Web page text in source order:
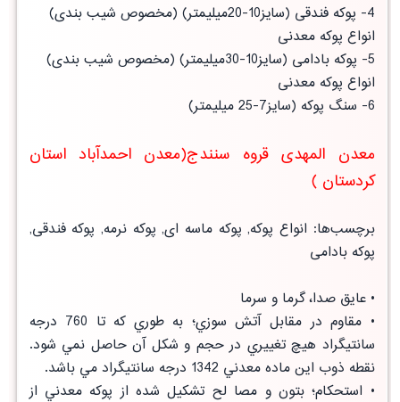
4- پوکه فندقی (سایز10-20میلیمتر) (مخصوص شیب بندی)
انواع پوکه معدنی
5- پوکه بادامی (سایز10-30میلیمتر) (مخصوص شیب بندی)
انواع پوکه معدنی
6- سنگ پوکه (سایز7-25 میلیمتر)
معدن المهدی قروه سنندج(معدن احمدآباد استان
کردستان )
برچسب‌ها: انواع پوکه, پوکه ماسه ای, پوکه نرمه, پوکه فندقی,
پوکه بادامی
• عايق صدا، گرما و سرما
• مقاوم در مقابل آتش سوزي؛ به طوري كه تا 760 درجه
سانتيگراد هيچ تغييري در حجم و شكل آن حاصل نمي شود.
نقطه ذوب اين ماده معدني 1342 درجه سانتيگراد مي باشد.
• استحكام؛ بتون و مصا لح تشكيل شده از پوكه معدني از